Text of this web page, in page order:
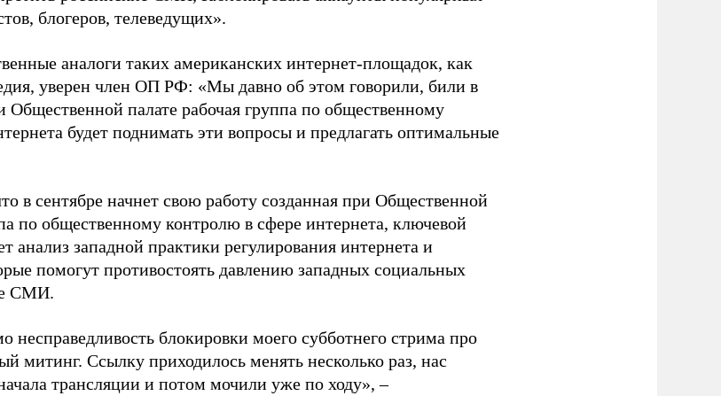
блогеров, телеведущих».
аналоги таких американских интернет-площадок, как
уверен член ОП РФ: «Мы давно об этом говорили, били в
Общественной палате рабочая группа по общественному
будет поднимать эти вопросы и предлагать оптимальные
в сентябре начнет свою работу созданная при Общественной
по общественному контролю в сфере интернета, ключевой
анализ западной практики регулирования интернета и
помогут противостоять давлению западных социальных
СМИ.
несправедливость блокировки моего субботнего стрима про
митинг. Ссылку приходилось менять несколько раз, нас
трансляции и потом мочили уже по ходу», –